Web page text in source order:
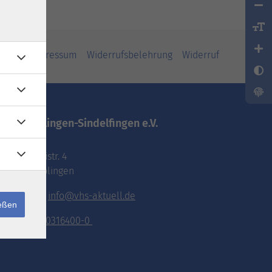
Impressum Widerrufsbelehrung Widerruf
vhs.Böblingen-Sindelfingen e.V.
Pestalozzistr. 4
71032 Böblingen
E-Mail: info@vhs-aktuell.de
Tel.: 070316400-0